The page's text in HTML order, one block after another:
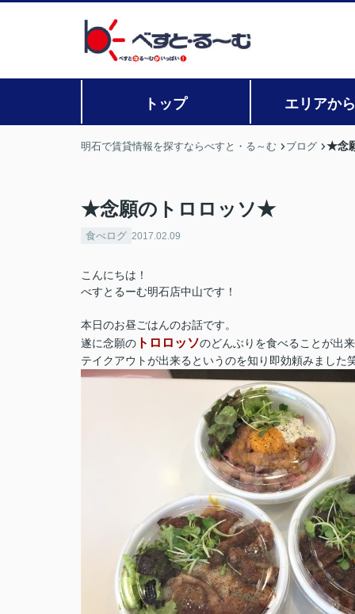
トップ エリアか
明石で賃貸情報を探すならべすと・る～む ブログ ★念
★念願のトロロッソ★
食べログ 2017.02.09
こんにちは！
べすとるーむ明石店中山です！
本日のお昼ごはんのお話です。
遂に念願の トロロッソのどんぶりを食べることが出
テイクアウトが出来るというのを知り即効頼みました